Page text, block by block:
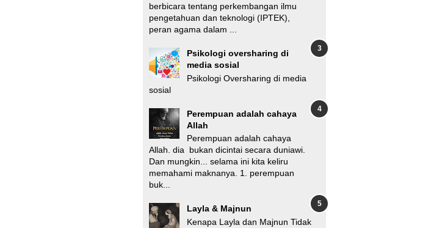
berbicara tentang perkembangan ilmu
pengetahuan dan teknologi (IPTEK),
peran agama dalam ...
Psikologi oversharing di
media sosial
Psikologi Oversharing di media
sosial
Perempuan adalah cahaya
Allah
Perempuan adalah cahaya
Allah. dia bukan dicintai secara duniawi.
Dan mungkin... selama ini kita keliru
memahami maknanya. 1. perempuan
buk...
Layla & Majnun
Kenapa Layla dan Majnun Tidak